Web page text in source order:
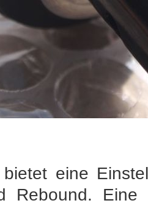
eine
Rebound. Eine